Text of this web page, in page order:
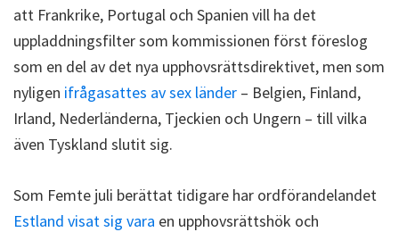
att Frankrike, Portugal och Spanien vill ha det
uppladdningsfilter som kommissionen först föreslog
som en del av det nya upphovsrättsdirektivet, men som
nyligen ifrågasattes av sex länder – Belgien, Finland,
Irland, Nederländerna, Tjeckien och Ungern – till vilka
även Tyskland slutit sig.
Som Femte juli berättat tidigare har ordförandelandet
Estland visat sig vara en upphovsrättshök och